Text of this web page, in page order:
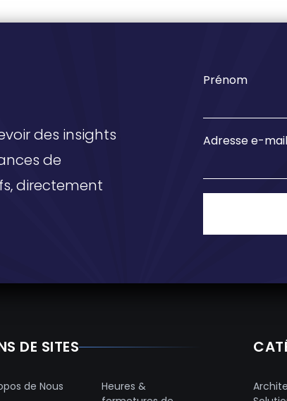
des insights
de
directement
Prénom
Adresse e-mail
DE SITES
de Nous
Heures &